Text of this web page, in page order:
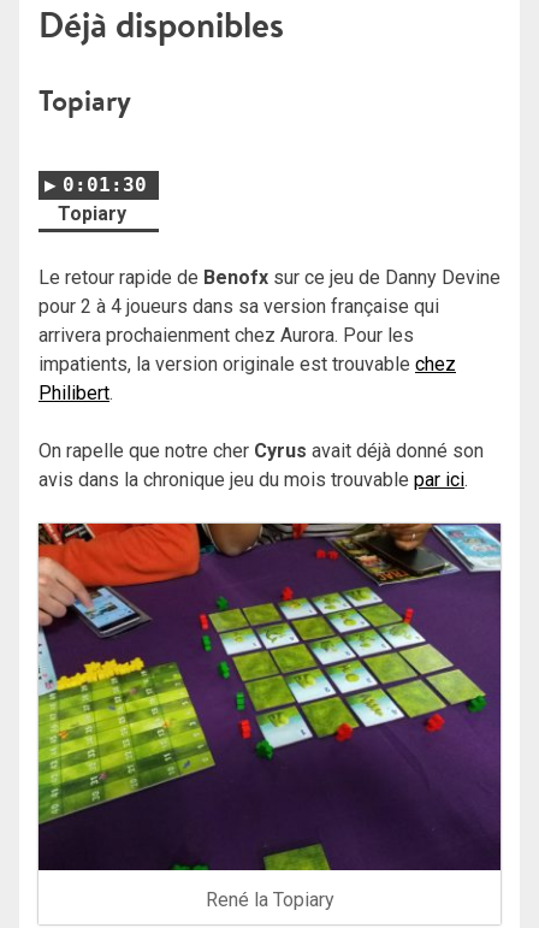
Déjà disponibles
Topiary
0:01:30
Topiary
Le retour rapide de Benofx sur ce jeu de Danny Devine
pour 2 à 4 joueurs dans sa version française qui
arrivera prochaienment chez Aurora. Pour les
impatients, la version originale est trouvable chez
Philibert.
On rapelle que notre cher Cyrus avait déjà donné son
avis dans la chronique jeu du mois trouvable par ici.
René la Topiary